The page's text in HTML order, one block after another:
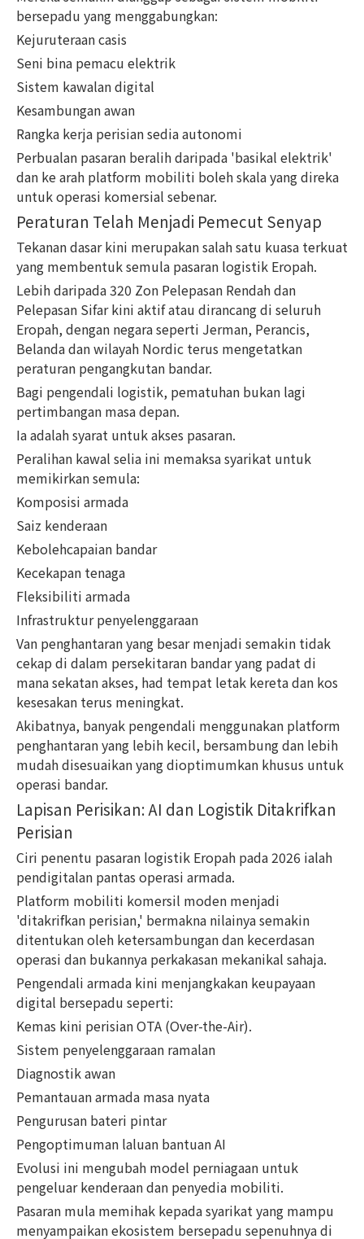
bersepadu yang menggabungkan:
Kejuruteraan casis
Seni bina pemacu elektrik
Sistem kawalan digital
Kesambungan awan
Rangka kerja perisian sedia autonomi
Perbualan pasaran beralih daripada 'basikal elektrik'
dan ke arah platform mobiliti boleh skala yang direka
untuk operasi komersial sebenar.
Peraturan Telah Menjadi Pemecut Senyap
Tekanan dasar kini merupakan salah satu kuasa terkuat
yang membentuk semula pasaran logistik Eropah.
Lebih daripada 320 Zon Pelepasan Rendah dan
Pelepasan Sifar kini aktif atau dirancang di seluruh
Eropah, dengan negara seperti Jerman, Perancis,
Belanda dan wilayah Nordic terus mengetatkan
peraturan pengangkutan bandar.
Bagi pengendali logistik, pematuhan bukan lagi
pertimbangan masa depan.
Ia adalah syarat untuk akses pasaran.
Peralihan kawal selia ini memaksa syarikat untuk
memikirkan semula:
Komposisi armada
Saiz kenderaan
Kebolehcapaian bandar
Kecekapan tenaga
Fleksibiliti armada
Infrastruktur penyelenggaraan
Van penghantaran yang besar menjadi semakin tidak
cekap di dalam persekitaran bandar yang padat di
mana sekatan akses, had tempat letak kereta dan kos
kesesakan terus meningkat.
Akibatnya, banyak pengendali menggunakan platform
penghantaran yang lebih kecil, bersambung dan lebih
mudah disesuaikan yang dioptimumkan khusus untuk
operasi bandar.
Lapisan Perisikan: AI dan Logistik Ditakrifkan
Perisian
Ciri penentu pasaran logistik Eropah pada 2026 ialah
pendigitalan pantas operasi armada.
Platform mobiliti komersil moden menjadi
'ditakrifkan perisian,' bermakna nilainya semakin
ditentukan oleh ketersambungan dan kecerdasan
operasi dan bukannya perkakasan mekanikal sahaja.
Pengendali armada kini menjangkakan keupayaan
digital bersepadu seperti:
Kemas kini perisian OTA (Over-the-Air).
Sistem penyelenggaraan ramalan
Diagnostik awan
Pemantauan armada masa nyata
Pengurusan bateri pintar
Pengoptimuman laluan bantuan AI
Evolusi ini mengubah model perniagaan untuk
pengeluar kenderaan dan penyedia mobiliti.
Pasaran mula memihak kepada syarikat yang mampu
menyampaikan ekosistem bersepadu sepenuhnya di